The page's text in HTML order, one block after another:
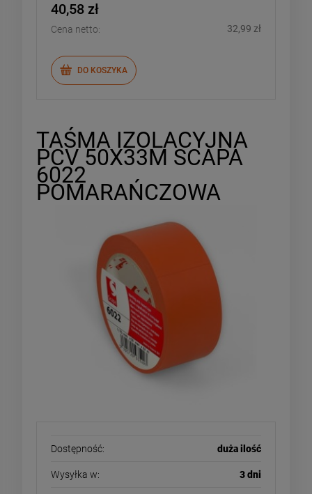
40,58 zł
Cena netto: 32,99 zł
DO KOSZYKA
TAŚMA IZOLACYJNA
PCV 50X33M SCAPA
6022
POMARAŃCZOWA
Dostępność: duża ilość
Wysyłka w: 3 dni